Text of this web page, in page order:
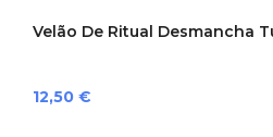
Velão De Ritual Desmancha
Preço
12,50 €